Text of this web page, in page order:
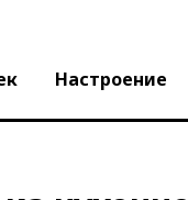
Настроение